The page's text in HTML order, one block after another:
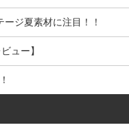
ジ夏素材に注目！！
ュー】